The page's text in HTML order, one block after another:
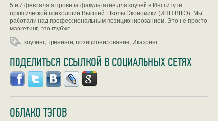
5 и 7 февраля я провела факультатив для коучей в Институте
практической психологии Высшей Школы Экономики (ИПП ВШЭ). Мы
работали над профессиональным позиционированием. Это не просто
маркетинг, это глубже.
коучинг, тренинги, позиционирование, Икаэринг
ПОДЕЛИТЬСЯ ССЫЛКОЙ В СОЦИАЛЬНЫХ СЕТЯХ
ОБЛАКО ТЭГОВ